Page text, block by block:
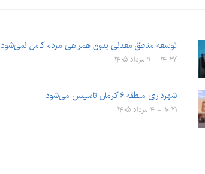
توسعه مناطق معدنی بدون همراهی مردم کامل نمی‌شود
۱۴:۲۷ - ۹ مرداد ۱۴۰۵
شهرداری منطقه ۶ کرمان تاسيس می‌شود
۱۰:۲۱ - ۴ مرداد ۱۴۰۵